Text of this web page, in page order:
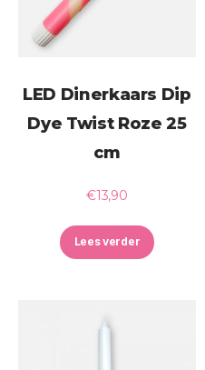
LED Dinerkaars Dip
Dye Twist Roze 25
cm
€13,90
Lees verder